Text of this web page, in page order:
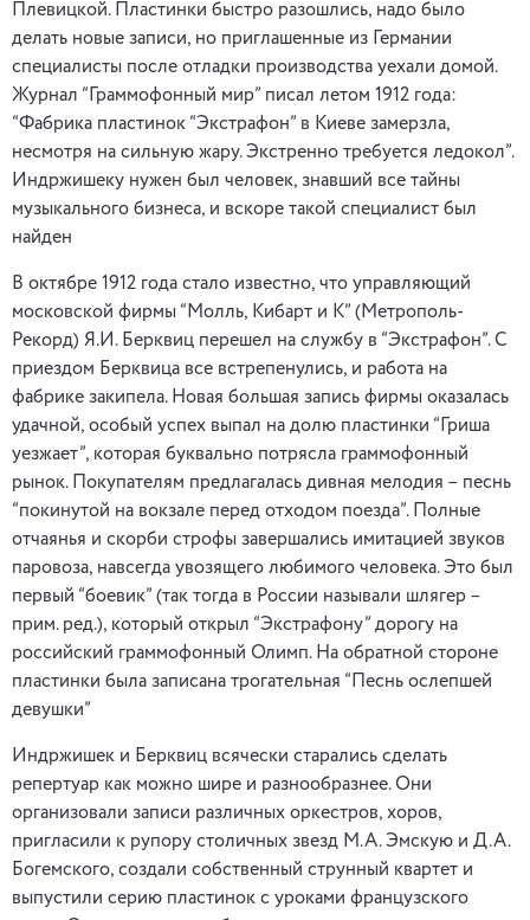
Плевицкой. Пластинки быстро разошлись, надо было
делать новые записи, но приглашенные из Германии
специалисты после отладки производства уехали домой.
Журнал “Граммофонный мир” писал летом 1912 года:
“Фабрика пластинок “Экстрафон” в Киеве замерзла,
несмотря на сильную жару. Экстренно требуется ледокол”.
Индржишеку нужен был человек, знавший все тайны
музыкального бизнеса, и вскоре такой специалист был
найден
В октябре 1912 года стало известно, что управляющий
московской фирмы “Молль, Кибарт и К” (Метрополь-
Рекорд) Я.И. Берквиц перешел на службу в “Экстрафон”. С
приездом Берквица все встрепенулись, и работа на
фабрике закипела. Новая большая запись фирмы оказалась
удачной, особый успех выпал на долю пластинки “Гриша
уезжает”, которая буквально потрясла граммофонный
рынок. Покупателям предлагалась дивная мелодия – песнь
“покинутой на вокзале перед отходом поезда”. Полные
отчаянья и скорби строфы завершались имитацией звуков
паровоза, навсегда увозящего любимого человека. Это был
первый “боевик” (так тогда в России называли шлягер –
прим. ред.), который открыл “Экстрафону” дорогу на
российский граммофонный Олимп. На обратной стороне
пластинки была записана трогательная “Песнь ослепшей
девушки”
Индржишек и Берквиц всячески старались сделать
репертуар как можно шире и разнообразнее. Они
организовали записи различных оркестров, хоров,
пригласили к рупору столичных звезд М.А. Эмскую и Д.А.
Богемского, создали собственный струнный квартет и
выпустили серию пластинок с уроками французского